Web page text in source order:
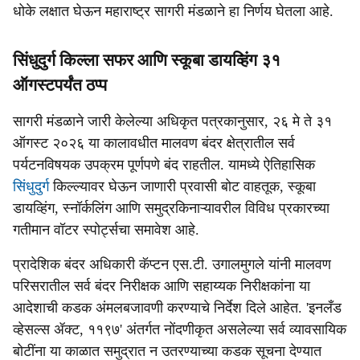
धोके लक्षात घेऊन महाराष्ट्र सागरी मंडळाने हा निर्णय घेतला आहे.
सिंधुदुर्ग किल्ला सफर आणि स्कूबा डायव्हिंग ३१
ऑगस्टपर्यंत ठप्प
सागरी मंडळाने जारी केलेल्या अधिकृत पत्रकानुसार, २६ मे ते ३१
ऑगस्ट २०२६ या कालावधीत मालवण बंदर क्षेत्रातील सर्व
पर्यटनविषयक उपक्रम पूर्णपणे बंद राहतील. यामध्ये ऐतिहासिक
सिंधुदुर्गकिल्ल्यावर घेऊन जाणारी प्रवासी बोट वाहतूक, स्कूबा
डायव्हिंग, स्नॉर्कलिंग आणि समुद्रकिनाऱ्यावरील विविध प्रकारच्या
गतीमान वॉटर स्पोर्ट्सचा समावेश आहे.
प्रादेशिक बंदर अधिकारी कॅप्टन एस.टी. उगालमुगले यांनी मालवण
परिसरातील सर्व बंदर निरीक्षक आणि सहाय्यक निरीक्षकांना या
आदेशाची कडक अंमलबजावणी करण्याचे निर्देश दिले आहेत. 'इनलँड
व्हेसल्स ॲक्ट, ११९७' अंतर्गत नोंदणीकृत असलेल्या सर्व व्यावसायिक
बोटींना या काळात समुद्रात न उतरण्याच्या कडक सूचना देण्यात